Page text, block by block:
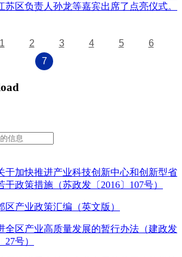
苏区负责人孙龙等嘉宾出席了点亮仪式。
1 2 3 4 5
6
7
于加快推进产业科技创新中心和创新型省
干政策措施（苏政发〔2016〕107号）
区产业政策汇编（英文版）
全区产业高质量发展的暂行办法（建政发
27号）